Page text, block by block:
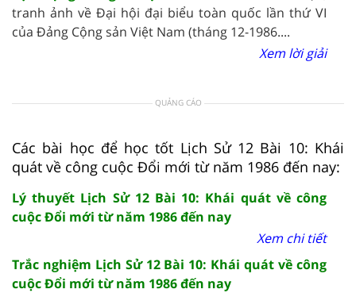
tranh ảnh về Đại hội đại biểu toàn quốc lần thứ VI
của Đảng Cộng sản Việt Nam (tháng 12-1986....
Xem lời giải
QUẢNG CÁO
Các bài học để học tốt Lịch Sử 12 Bài 10: Khái
quát về công cuộc Đổi mới từ năm 1986 đến nay:
Lý thuyết Lịch Sử 12 Bài 10: Khái quát về công
cuộc Đổi mới từ năm 1986 đến nay
Xem chi tiết
Trắc nghiệm Lịch Sử 12 Bài 10: Khái quát về công
cuộc Đổi mới từ năm 1986 đến nay